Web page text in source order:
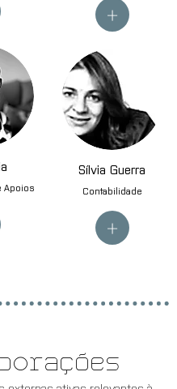
Apoios
+
Sílvia Guerra
Contabilidade
+